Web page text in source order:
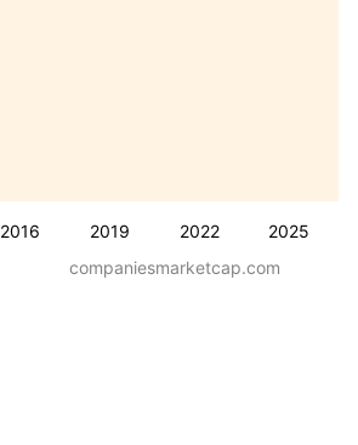
2016 2019 2022 2025
companiesmarketcap.com